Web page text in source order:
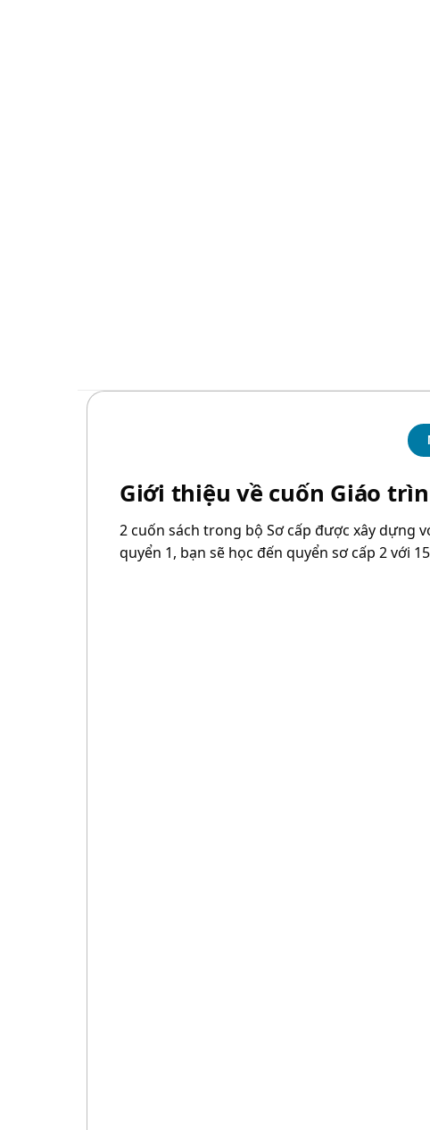
Giới thiệu về cuốn Giáo
2 cuốn sách trong bộ Sơ cấp được xây dựng
quyển 1, bạn sẽ học đến quyển sơ cấp 2 với